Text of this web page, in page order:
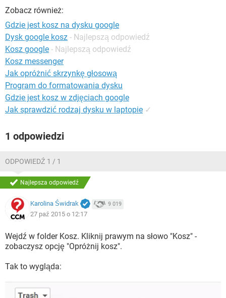
Zobacz również:
Gdzie jest kosz na dysku google
Dysk google kosz - Najlepszą odpowiedź
Kosz google - Najlepszą odpowiedź
Kosz messenger
Jak opróżnić skrzynkę głosową
Program do formatowania dysku
Gdzie jest kosz w zdjęciach google
Jak sprawdzić rodzaj dysku w laptopie ✓
1 odpowiedzi
ODPOWIEDŹ 1 / 1
Najlepsza odpowiedź
Karolina Świdrak 9 019
27 paź 2015 o 12:17
Wejdź w folder Kosz. Kliknij prawym na słowo "Kosz" -
zobaczysz opcję "Opróżnij kosz".
Tak to wygląda: